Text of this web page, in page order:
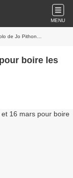
MENU
de Jo Pithon…
boire les